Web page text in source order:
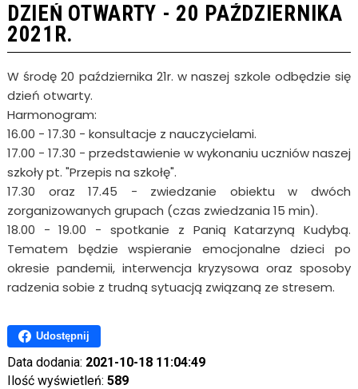
DZIEŃ OTWARTY - 20 PAŹDZIERNIKA
2021R.
W środę 20 października 21r. w naszej szkole odbędzie się
dzień otwarty.
Harmonogram:
16.00 - 17.30 - konsultacje z nauczycielami.
17.00 - 17.30 - przedstawienie w wykonaniu uczniów naszej
szkoły pt. "Przepis na szkołę".
17.30 oraz 17.45 - zwiedzanie obiektu w dwóch
zorganizowanych grupach (czas zwiedzania 15 min).
18.00 - 19.00 - spotkanie z Panią Katarzyną Kudybą.
Tematem będzie wspieranie emocjonalne dzieci po
okresie pandemii, interwencja kryzysowa oraz sposoby
radzenia sobie z trudną sytuacją związaną ze stresem.
Udostępnij
Data dodania: 2021-10-18 11:04:49
Ilość wyświetleń: 589